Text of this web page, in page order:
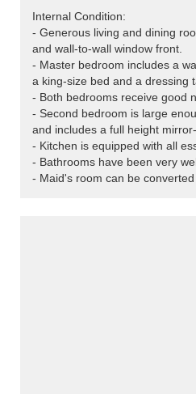
Internal Condition:
- Generous living and dining
and wall-to-wall window front.
- Master bedroom includes a
a king-size bed and a dressing
- Both bedrooms receive good
- Second bedroom is large
and includes a full height
- Kitchen is equipped with all
- Bathrooms have been very
- Maid's room can be